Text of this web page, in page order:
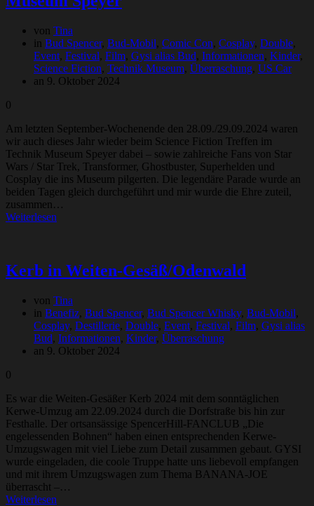
von Tina
in Bud Spencer, Bud-Mobil, Comic Con, Cosplay, Double,
Event, Festival, Film, Gysi alias Bud, Informationen, Kinder,
Science Fiction, Technik Museum, Überraschung, US Car
an 9. Oktober 2024
0
Am letzten September-Wochenende den 28.09./29.09.2024 waren
wir auch dieses Jahr wieder beim Science Fiction Treffen im
Technik Museum Speyer dabei – sowie zahlreiche Fans von Star
Wars / Star Trek, Transformer, Ghostbuster, Superhelden und
Cosplay die ins Museum pilgerten. Die legendäre Parade wurde an
beiden Tagen gleich durchgeführt und mir wurde die Ehre zuteil,
zusammen…
Weiterlesen
Kerb in Weiten-Gesäß/Odenwald
von Tina
in Benefiz, Bud Spencer, Bud Spencer Whisky, Bud-Mobil,
Cosplay, Destillerie, Double, Event, Festival, Film, Gysi alias
Bud, Informationen, Kinder, Überraschung
an 9. Oktober 2024
0
Es war die Weiten-Gesäßer Kerb 2024 mit dem sonntäglichen
Kerwe-Umzug am 22.09.2024 durch die Dorfstraße bis hin zur
Festhalle. Der ortsansässige SpencerHill-FANCLUB „Die
engelessenden Bohnen“ haben einen entsprechenden Kerwe-
Umzugswagen mit viel Liebe zum Detail zusammen gebaut. GYSI
wurde eingeladen, die coole Truppe hatte uns liebevoll empfangen
und mit ihrem Umzugswagen zum Thema BANANA-JOE
überrascht –…
Weiterlesen